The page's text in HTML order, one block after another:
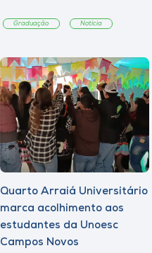
Graduação Notícia
Quarto Arraiá Universitário
marca acolhimento aos
estudantes da Unoesc
Campos Novos